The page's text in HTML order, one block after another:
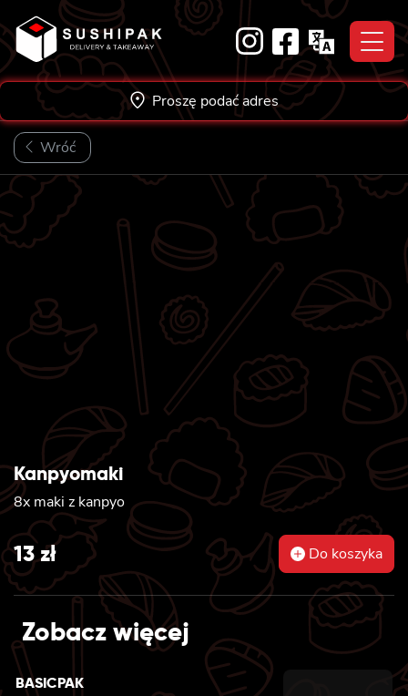
to
content
Proszę podać adres
Wróć
VEGE
Kanpyomaki
8x maki z kanpyo
13zł Do koszyka
Zobacz więcej
BASICPAK